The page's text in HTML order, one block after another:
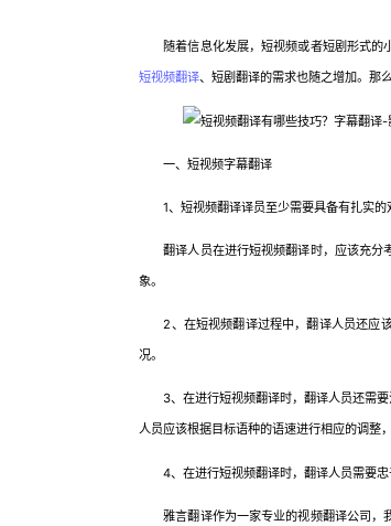
随着信息化发展，短视频或者短剧形式的小
短视频翻译、短剧翻译的需求也随之增加。那
一、短视频字幕翻译
1、短视频翻译译员至少需要具备有扎实的
翻译人员在进行短视频翻译时，应该充分
象。
2、在短视频翻译过程中，翻译人员还应该
况。
3、在进行短视频翻译时，翻译人员还需要
人员应该根据目标语种的语速进行相应的调整
4、在进行短视频翻译时，翻译人员需要忠
雅言翻译作为一家专业的视频翻译公司，